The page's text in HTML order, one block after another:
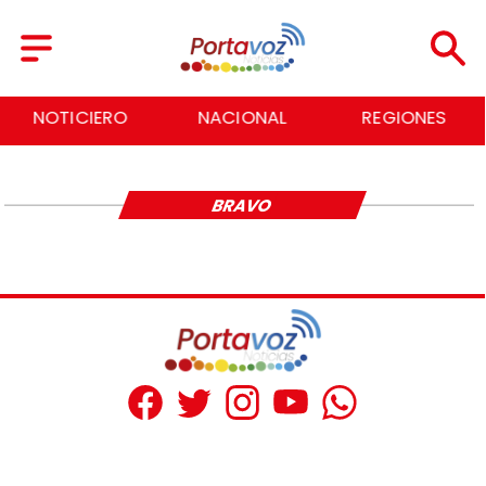
NOTICIERO NACIONAL REGIONES
BRAVO